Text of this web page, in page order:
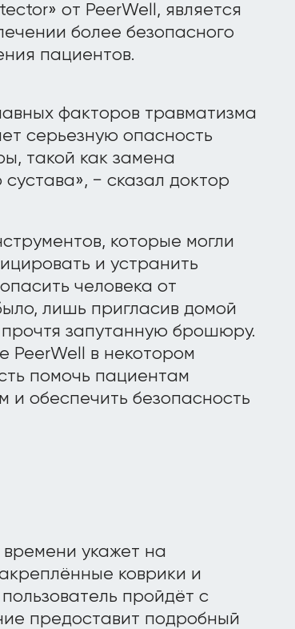
от PeerWell, является
более безопасного
пациентов.
факторов травматизма
серьезную опасность
такой как замена
− сказал доктор
которые могли
и устранить
человека от
лишь пригласив домой
запутанную брошюру.
PeerWell в некотором
помочь пациентам
и обеспечить безопасность
укажет на
коврики и
пройдёт с
предоставит подробный